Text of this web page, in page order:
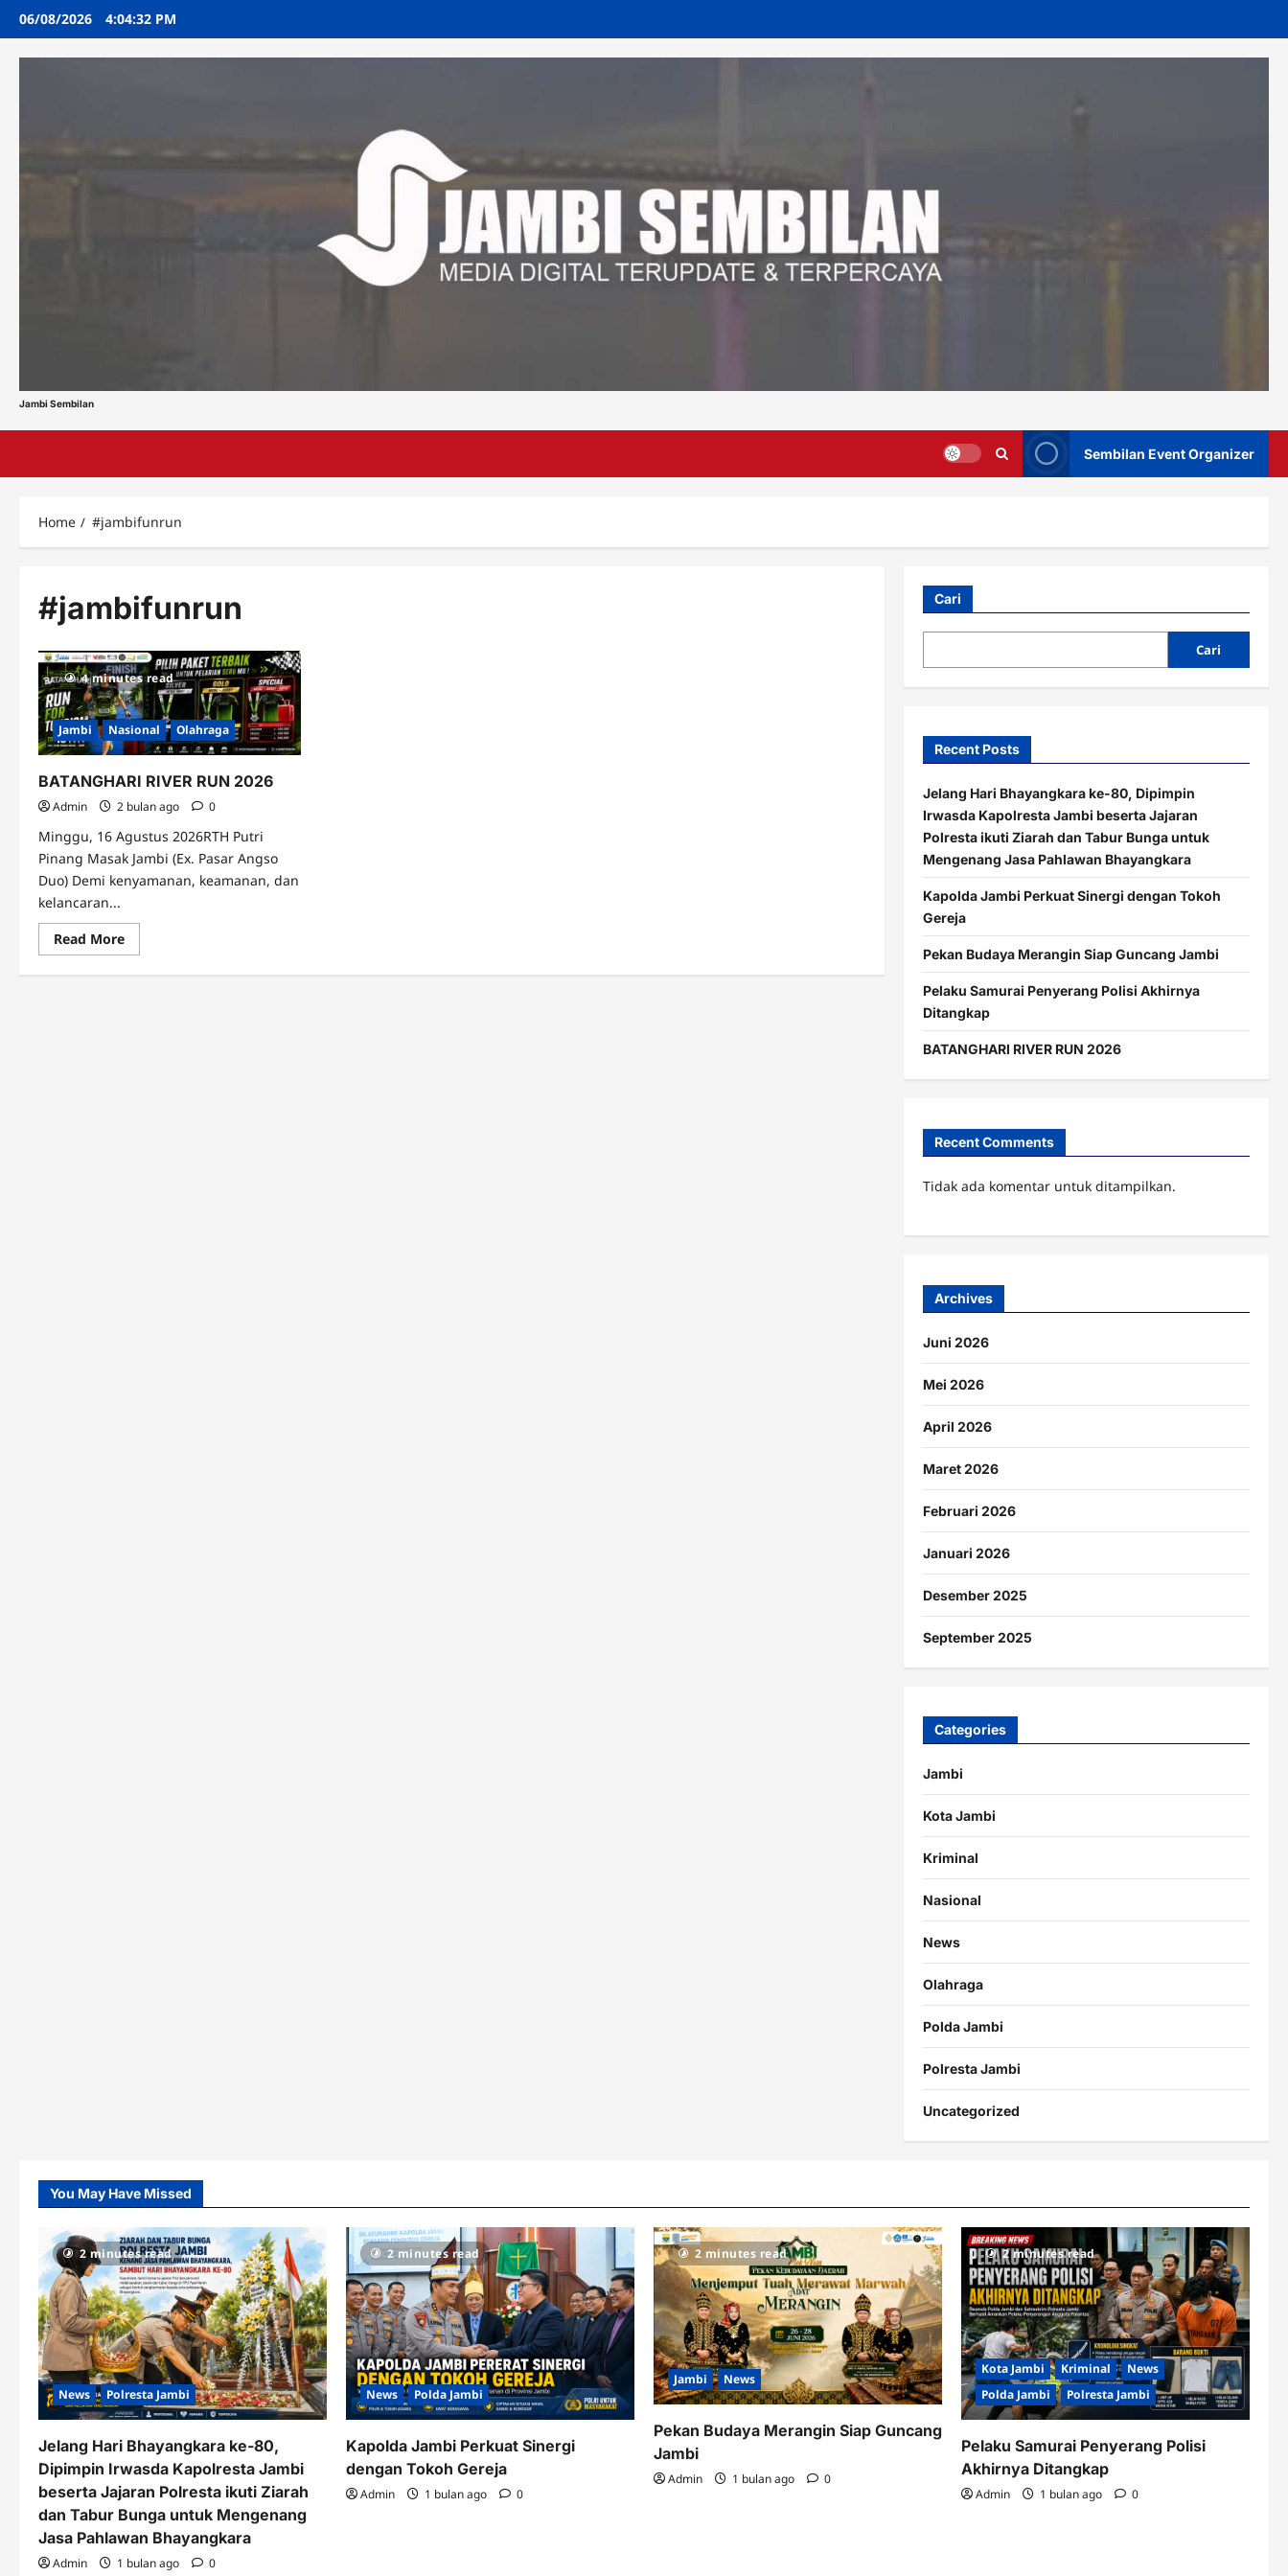
Skip
content
06/08/2026 4:04:33 PM
Jambi Sembilan
Sembilan Event Organizer
Home #jambifunrun
#jambifunrun
4 minutes read
Jambi Nasional Olahraga
BATANGHARI RIVER RUN 2026
Admin 2 bulan ago 0
Minggu, 16 Agustus 2026RTH Putri
Pinang Masak Jambi (Ex. Pasar Angso
Duo) Demi kenyamanan, keamanan, dan
kelancaran...
Read MoreRead
more
BATANGHARI
Cari
Cari
Recent Posts
Jelang Hari Bhayangkara ke-80, Dipimpin
Irwasda Kapolresta Jambi beserta Jajaran
Polresta ikuti Ziarah dan Tabur Bunga untuk
Mengenang Jasa Pahlawan Bhayangkara
Kapolda Jambi Perkuat Sinergi dengan Tokoh
Gereja
Pekan Budaya Merangin Siap Guncang Jambi
Pelaku Samurai Penyerang Polisi Akhirnya
Ditangkap
BATANGHARI RIVER RUN 2026
Recent Comments
Tidak ada komentar untuk ditampilkan.
Archives
Juni 2026
Mei 2026
April 2026
Maret 2026
Februari 2026
Januari 2026
Desember 2025
September 2025
Categories
Jambi
Kota Jambi
Kriminal
Nasional
News
Olahraga
Polda Jambi
Polresta Jambi
Uncategorized
You May Have Missed
2 minutes read
News Polresta Jambi
Jelang Hari Bhayangkara ke-80,
Dipimpin Irwasda Kapolresta Jambi
beserta Jajaran Polresta ikuti Ziarah
dan Tabur Bunga untuk Mengenang
Jasa Pahlawan Bhayangkara
Admin 1 bulan ago 0
2 minutes read
News Polda Jambi
Kapolda Jambi Perkuat Sinergi
dengan Tokoh Gereja
Admin 1 bulan ago 0
2 minutes read
Jambi News
Pekan Budaya Merangin Siap Guncang
Jambi
Admin 1 bulan ago 0
2 minutes read
Kota Jambi Kriminal
News
Polda Jambi
Polresta Jambi
Pelaku Samurai Penyerang Polisi
Akhirnya Ditangkap
Admin 1 bulan ago 0